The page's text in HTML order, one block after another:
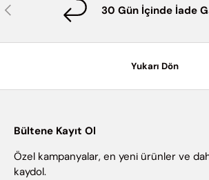
Önceki 30 Gün İçinde İade
Yukarı Dön
Bültene Kayıt Ol
Özel kampanyalar, en yeni ürünler ve
kaydol.